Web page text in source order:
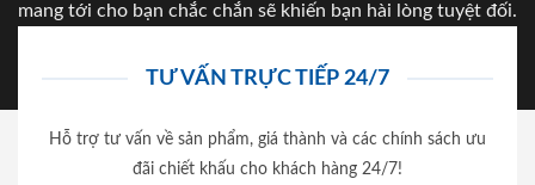
mang tới cho bạn chắc chắn sẽ khiến bạn hài lòng tuyệt đối.
TƯ VẤN TRỰC TIẾP 24/7
Hỗ trợ tư vấn về sản phẩm, giá thành và các chính sách ưu
đãi chiết khấu cho khách hàng 24/7!